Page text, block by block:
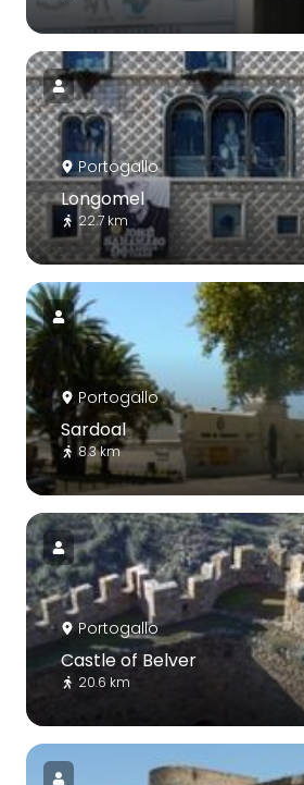
Portogallo
Longomel
22.7 km
Portogallo
Sardoal
8.3 km
Portogallo
Castle of Belver
20.6 km